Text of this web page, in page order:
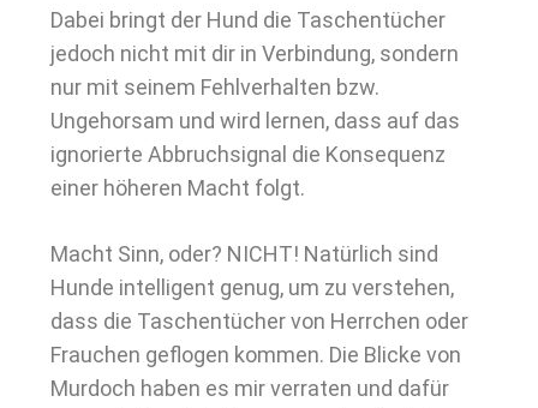
Dabei bringt der Hund die Taschentücher
jedoch nicht mit dir in Verbindung, sondern
nur mit seinem Fehlverhalten bzw.
Ungehorsam und wird lernen, dass auf das
ignorierte Abbruchsignal die Konsequenz
einer höheren Macht folgt.
Macht Sinn, oder? NICHT! Natürlich sind
Hunde intelligent genug, um zu verstehen,
dass die Taschentücher von Herrchen oder
Frauchen geflogen kommen. Die Blicke von
Murdoch haben es mir verraten und dafür